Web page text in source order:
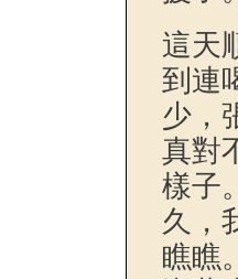
這天
到連
少，
真對
樣子
久，
瞧瞧